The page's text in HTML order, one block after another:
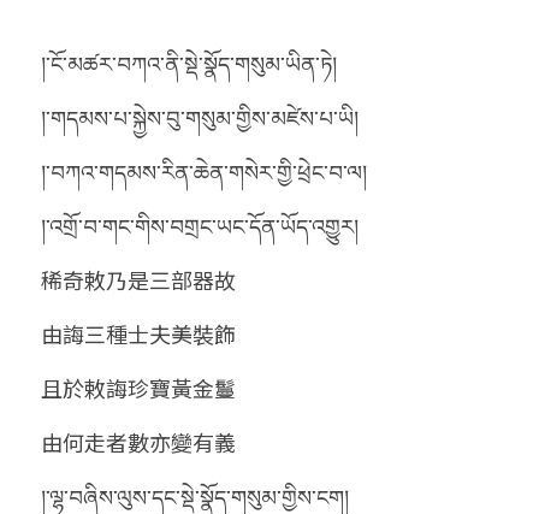
།་ངོ་མཚར་བཀའ་ནི་སྡེ་སྣོད་གསུམ་ཡིན་ཏེ།
།་གདམས་པ་སྐྱེས་བུ་གསུམ་གྱིས་མཛེས་པ་ཡི།
།་བཀའ་གདམས་རིན་ཆེན་གསེར་གྱི་ཕྲེང་བ་ལ།
།་འགྲོ་བ་གང་གིས་བགྲང་ཡང་དོན་ཡོད་འགྱུར།
稀奇敕乃是三部器故
由誨三種士夫美裝飾
且於敕誨珍寶黃金鬘
由何走者數亦變有義
།་ལྷ་བཞིས་ལུས་དང་སྡེ་སྣོད་གསུམ་གྱིས་ངག།